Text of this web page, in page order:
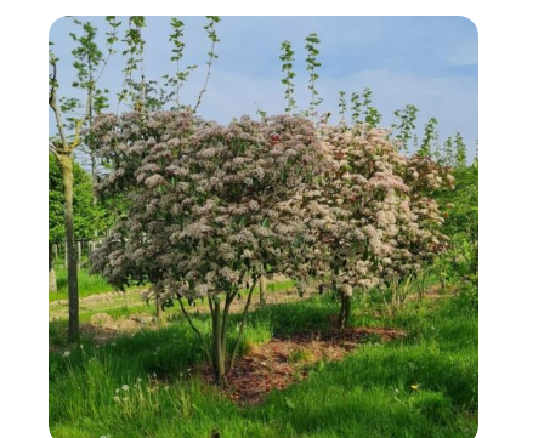
optie
kan
gekozen
worden
op
de
productpagina